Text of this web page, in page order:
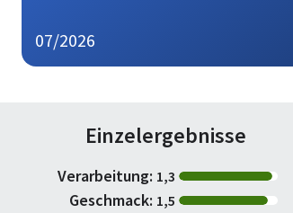
07/2026
Einzelergebnisse
Verarbeitung: 1,3
Geschmack: 1,5